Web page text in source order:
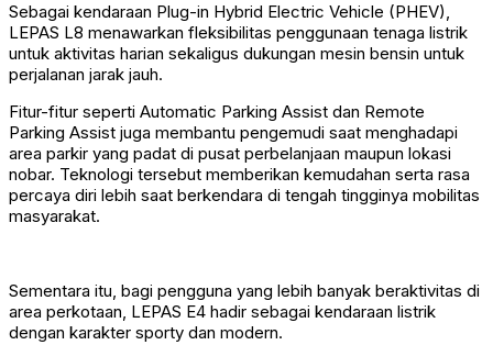
Sebagai kendaraan Plug-in Hybrid Electric Vehicle (PHEV),
LEPAS L8 menawarkan fleksibilitas penggunaan tenaga listrik
untuk aktivitas harian sekaligus dukungan mesin bensin untuk
perjalanan jarak jauh.
Fitur-fitur seperti Automatic Parking Assist dan Remote
Parking Assist juga membantu pengemudi saat menghadapi
area parkir yang padat di pusat perbelanjaan maupun lokasi
nobar. Teknologi tersebut memberikan kemudahan serta rasa
percaya diri lebih saat berkendara di tengah tingginya mobilitas
masyarakat.
Sementara itu, bagi pengguna yang lebih banyak beraktivitas di
area perkotaan, LEPAS E4 hadir sebagai kendaraan listrik
dengan karakter sporty dan modern.